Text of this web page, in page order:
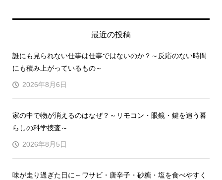
最近の投稿
誰にも見られない仕事は仕事ではないのか？～反応のない時間
にも積み上がっているもの～
2026年8月6日
家の中で物が消えるのはなぜ？～リモコン・眼鏡・鍵を追う暮
らしの科学捜査～
2026年8月5日
味が走り過ぎた日に～ワサビ・唐辛子・砂糖・塩を食べやすく